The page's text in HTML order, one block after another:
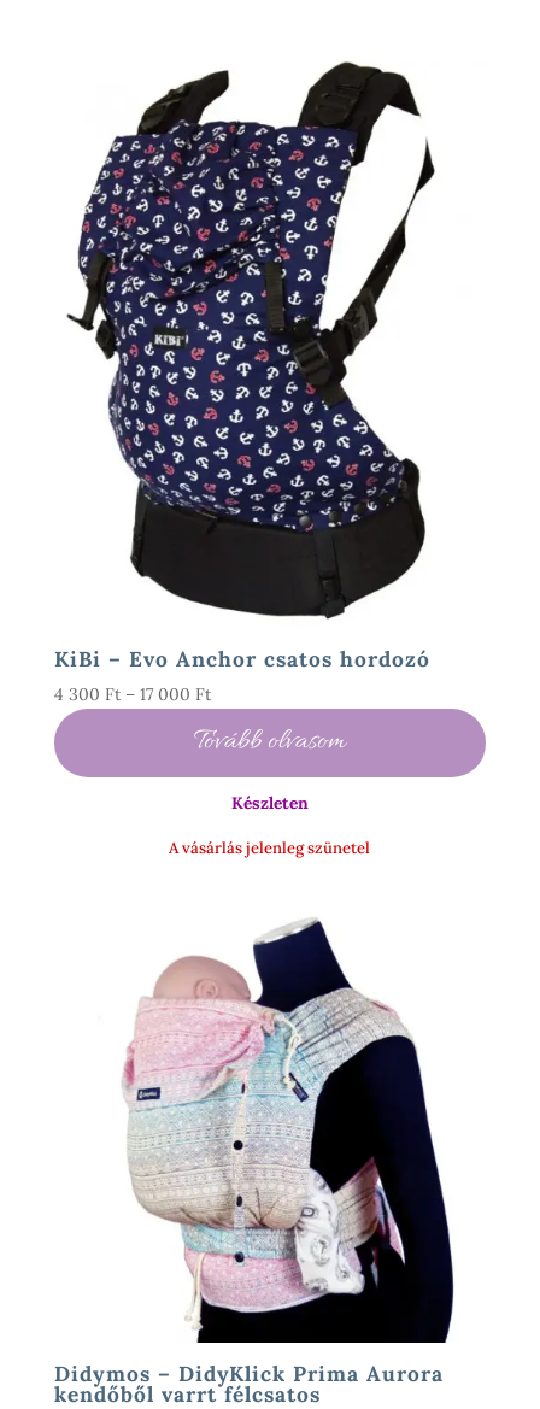
KiBi – Evo Anchor csatos hordozó
4 300 Ft – 17 000 FtÁrtartomány:
300 Ft
-
Tovább olvasom
Készleten
A vásárlás jelenleg szünetel
Didymos – DidyKlick Prima Aurora
kendőből varrt félcsatos